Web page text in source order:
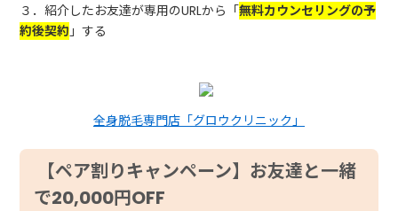
３．紹介したお友達が専用のURLから「無料カウンセリングの予
約後契約 」する
全身脱毛専門店「グロウクリニック」
【ペア割りキャンペーン】お友達と一緒
で20,000円OFF